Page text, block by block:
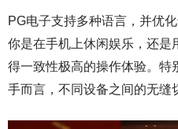
PG电子支持多种语言，并优
你是在手机上休闲娱乐，还是
得一致性极高的操作体验。特
手而言，不同设备之间的无缝